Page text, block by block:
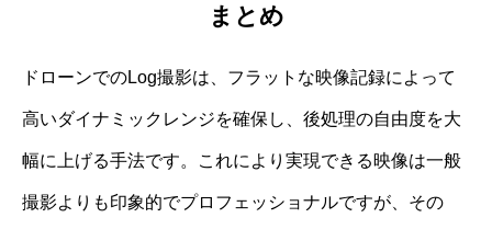
まとめ
ドローンでのLog撮影は、フラットな映像記録によって
高いダイナミックレンジを確保し、後処理の自由度を大
幅に上げる手法です。これにより実現できる映像は一般
撮影よりも印象的でプロフェッショナルですが、その